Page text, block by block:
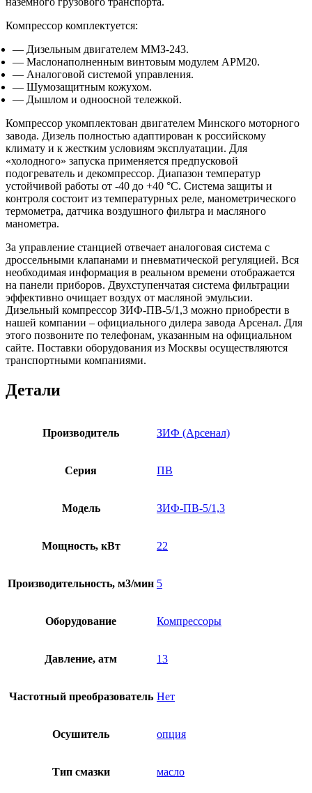
Компрессор комплектуется:
— Дизельным двигателем ММЗ-243.
— Маслонаполненным винтовым модулем АРМ20.
— Аналоговой системой управления.
— Шумозащитным кожухом.
— Дышлом и одноосной тележкой.
Компрессор укомплектован двигателем Минского моторного
завода. Дизель полностью адаптирован к российскому
климату и к жестким условиям эксплуатации. Для
«холодного» запуска применяется предпусковой
подогреватель и декомпрессор. Диапазон температур
устойчивой работы от -40 до +40 °С. Система защиты и
контроля состоит из температурных реле, манометрического
термометра, датчика воздушного фильтра и масляного
манометра.
За управление станцией отвечает аналоговая система с
дроссельными клапанами и пневматической регуляцией. Вся
необходимая информация в реальном времени отображается
на панели приборов. Двухступенчатая система фильтрации
эффективно очищает воздух от масляной эмульсии.
Дизельный компрессор ЗИФ-ПВ-5/1,3 можно приобрести в
нашей компании – официального дилера завода Арсенал. Для
этого позвоните по телефонам, указанным на официальном
сайте. Поставки оборудования из Москвы осуществляются
транспортными компаниями.
Детали
Производитель ЗИФ (Арсенал)
Серия ПВ
Модель ЗИФ-ПВ-5/1,3
Мощность, кВт 22
Производительность, м3/мин 5
Оборудование Компрессоры
Давление, атм 13
Частотный преобразователь Нет
Осушитель опция
Тип смазки масло